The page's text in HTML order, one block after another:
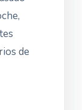
de